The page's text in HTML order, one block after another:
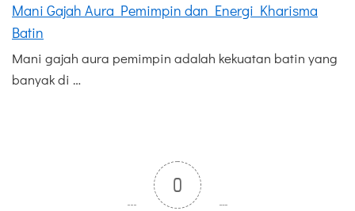
Mani Gajah Aura Pemimpin dan Energi Kharisma
Batin
Mani gajah aura pemimpin adalah kekuatan batin yang
banyak di …
0